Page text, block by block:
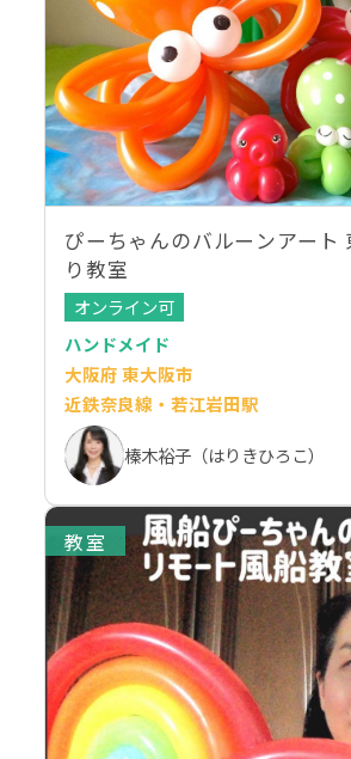
ぴーちゃんのバルーンアート
り教室
オンライン可
ハンドメイド
大阪府 東大阪市
近鉄奈良線・若江岩田駅
榛木裕子（はりきひろこ）
教室